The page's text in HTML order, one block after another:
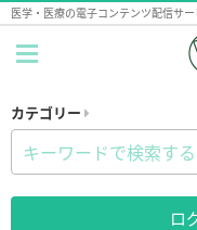
医学・医療の電子コンテンツ配信サー
カテゴリー
ロ